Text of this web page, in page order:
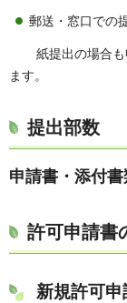
郵送・窓口での
紙提出の場合も
ます。
提出部数
申請書・添付書
許可申請書
新規許可申